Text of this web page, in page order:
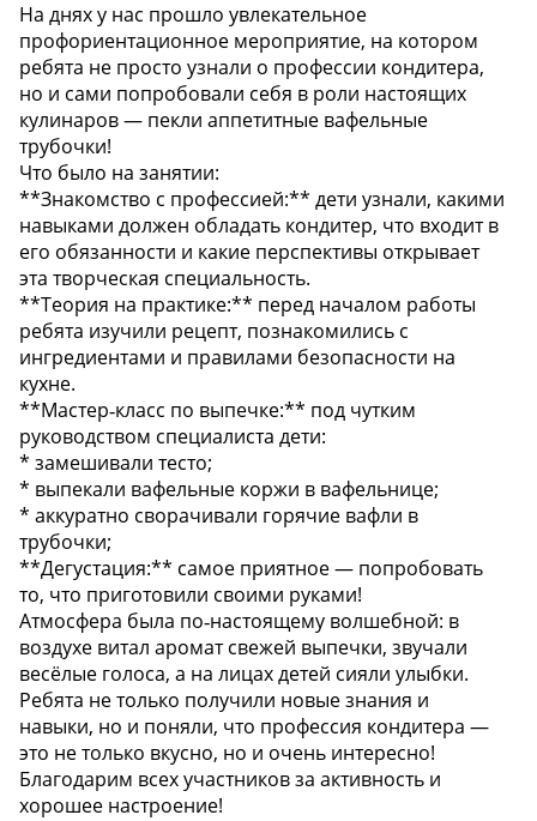
На днях у нас прошло увлекательное
профориентационное мероприятие, на котором
ребята не просто узнали о профессии кондитера,
но и сами попробовали себя в роли настоящих
кулинаров — пекли аппетитные вафельные
трубочки!
Что было на занятии:
**Знакомство с профессией:** дети узнали, какими
навыками должен обладать кондитер, что входит в
его обязанности и какие перспективы открывает
эта творческая специальность.
**Теория на практике:** перед началом работы
ребята изучили рецепт, познакомились с
ингредиентами и правилами безопасности на
кухне.
**Мастер‑класс по выпечке:** под чутким
руководством специалиста дети:
* замешивали тесто;
* выпекали вафельные коржи в вафельнице;
* аккуратно сворачивали горячие вафли в
трубочки;
**Дегустация:** самое приятное — попробовать
то, что приготовили своими руками!
Атмосфера была по‑настоящему волшебной: в
воздухе витал аромат свежей выпечки, звучали
весёлые голоса, а на лицах детей сияли улыбки.
Ребята не только получили новые знания и
навыки, но и поняли, что профессия кондитера —
это не только вкусно, но и очень интересно!
Благодарим всех участников за активность и
хорошее настроение!